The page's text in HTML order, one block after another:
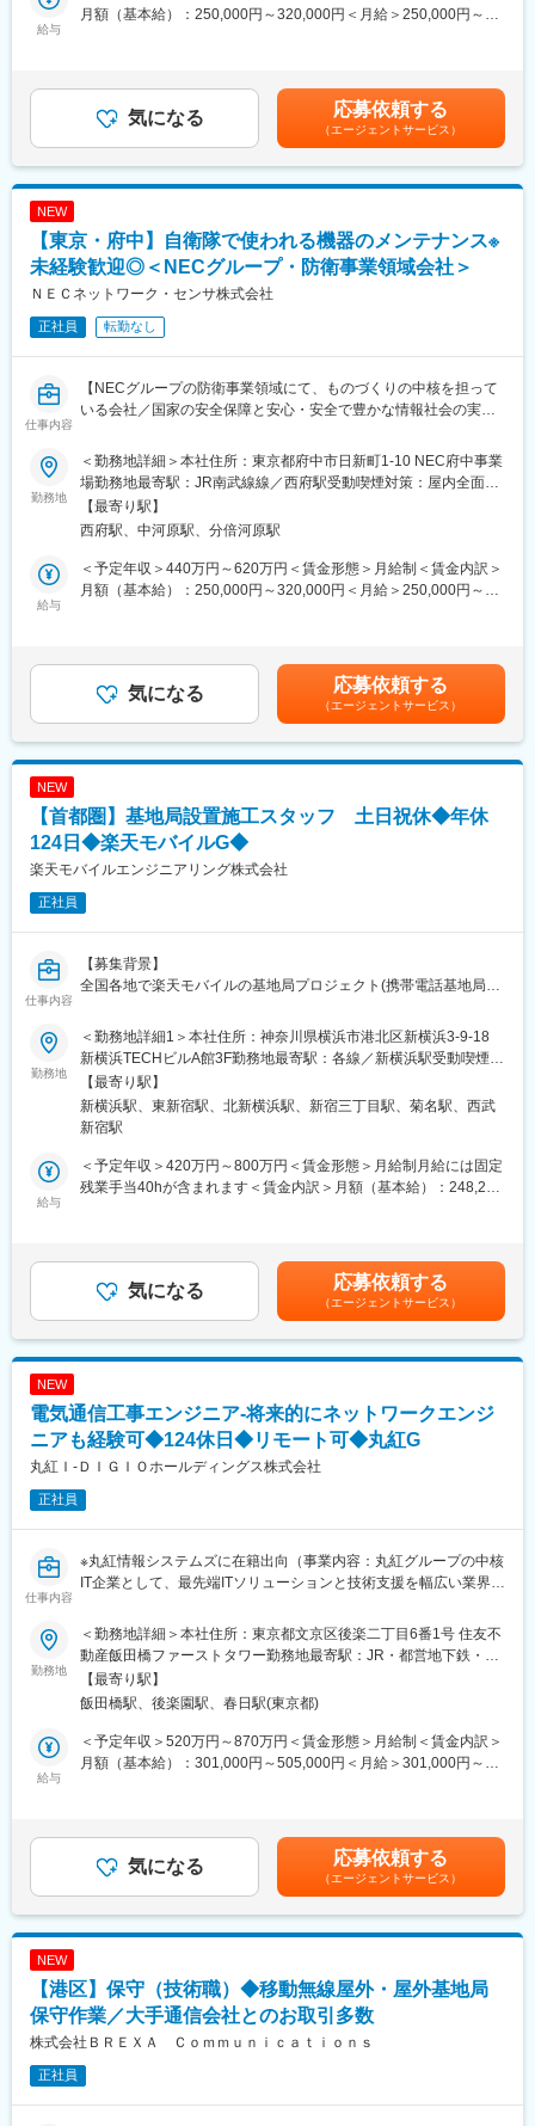
電気通信設備工事業界で業界トップクラスのコムシスホールディ
変更の範囲：会社の定める業務
線通信機器の点検保守をご担当いただきます。
客先運用場所(自衛隊基地等)での点検修理、当社に持ち込まれた機
■組織構成：
130名程度
す。
◎自衛隊の装備品などの保守保全業務なので国防における縁の下
の力持ちであるポジションです。
■ご入社後の研修体制：
■出張：
がありますが、2泊3日程度の出張が主流です。民間人では立ち入
れない場所にも行けるのが魅力の一つです。
■当社について：
当社は、NECグル―プの防衛・航空宇宙事業において、製品の開
発設計・生産など重要な役割を担う会社です。主に当社は防衛・
航空宇宙の事業領域でレーダやソーナーといったセンサ機器や、
り巻く安全保障環境が激変する中、私たちの生産した製品は24時
間365日、日本の目・耳となり、私たちの安心と安全を守りま
給与
月額（基本給）：250,000円～320,000円＜月給＞250,000円～
気になる 応募依頼する
（エージェントサービス）
NEW
【東京・府中】自衛隊で使われる機器のメンテナンス※
未経験歓迎◎＜NECグループ・防衛事業領域会社＞
ＮＥＣネットワーク・センサ株式会社
正社員 転勤なし
仕事内容
【NECグループの防衛事業領域にて、ものづくりの中核を担って
いる会社／国家の安全保障と安心・安全で豊かな情報社会の実現
■募集背景：
防衛予算の中長期的な増額が見込まれるための増員募集です。
■業務内容
自衛隊で使用される水中音響機器／レーダー装置／無線航法／無
線通信機器の点検保守をご担当いただきます。
客先運用場所(自衛隊基地等)での点検修理、当社に持ち込まれた機
■組織構成：
130名程度
す。
◎自衛隊の装備品などの保守保全業務なので国防における縁の下
の力持ちであるポジションです。
■働き方
・年間休日126日
■出張：
出張が発生します。日帰り出張から長くて1カ月程度の長期出張が
ありますが、2泊3日程度の出張が主流です。民間人では立ち入れ
ない場所にも行けるのが魅力の一つです。
■当社について：
各種無線通信装置を扱っています。私たちはこのような製品を
NECとパートナーシップをとりながら開発設計・生産するととも
に納品後の保守メンテナンスまで行っています。近年、日本を取
間365日、日本の目・耳となり、私たちの安心と安全を守りま
変更の範囲：当社業務全般
勤務地
＜勤務地詳細＞本社住所：東京都府中市日新町1-10 NEC府中事業
場勤務地最寄駅：JR南武線線／西府駅受動喫煙対策：屋内全面禁
煙変更の範囲：当社本社及び事業所内で異動可能性有
【最寄り駅】
西府駅、中河原駅、分倍河原駅
給与
＜予定年収＞440万円～620万円＜賃金形態＞月給制＜賃金内訳＞
月額（基本給）：250,000円～320,000円＜月給＞250,000円～
気になる 応募依頼する
（エージェントサービス）
NEW
【首都圏】基地局設置施工スタッフ 土日祝休◆年休
124日◆楽天モバイルG◆
楽天モバイルエンジニアリング株式会社
正社員
仕事内容
【募集背景】
全国各地で楽天モバイルの基地局プロジェクト(携帯電話基地局の
この度、事業拡大に伴い、基地局建設工事の中核を担う現場作業
員を募集いたします。
これまでの基地局業務経験を活かし、次世代の通信インフラを共
に築き上げていただける方を歓迎します。
【業務内容】
携帯電話基地局の建設から保守まで、品質と安全を確保しながら
プロジェクトを推進する作業を担っていただきます。
※建物の改変は行いません。
◆携帯電話基地局設置工事における現場作業全般
・資材の運搬、設置、組立作業
・ケーブル配線、接続作業
◆携帯電話基地局の保守・メンテナンス業務
・定期点検、メンテナンス作業
・基地局設備故障時の応急処置、部品交換作業
・メンテナンス部材の整理、管理補助
多様なバックグラウンドを持つメンバーが集まっており、互いに
協力しながら知見を深め、高め合えるオープンな文化がありま
【こんな人に向いています】
責任感が強く、最後までやり遂げる力のある方
チームワークを重視し、円滑なコミュニケーションを図れる方
問題解決能力が高く、自ら考え行動できる方
安全意識が高く、周囲を巻き込みながら安全な現場環境を構築で
きる方
弊社は、単なる基地局建設会社ではありません。楽天グループ全
体の成長を支える、革新的なエンジニアリング会社を目指してい
私たちの強みは、高品質なインフラを構築する技術力と、それを
ーク構築にも力を入れています。
楽天モバイルのNo.1キャリアへの挑戦を、最前線で支えるやりが
いを感じながら、私たちと一緒に未来の通信インフラを創りませ
勤務地
＜勤務地詳細1＞本社住所：神奈川県横浜市港北区新横浜3-9-18
新横浜TECHビルA館3F勤務地最寄駅：各線／新横浜駅受動喫煙対
策：屋内全面禁煙＜勤務地詳細2＞新宿イーストサイドスクエア住
所：東京都新宿区新宿6-27-30 新宿イーストサイドスクエア受動
喫煙対策：屋内全面禁煙
【最寄り駅】
新横浜駅、東新宿駅、北新横浜駅、新宿三丁目駅、菊名駅、西武
新宿駅
給与
＜予定年収＞420万円～800万円＜賃金形態＞月給制月給には固定
残業手当40hが含まれます＜賃金内訳＞月額（基本給）：248,252
有＜残業手当＞有＜給与補足＞※賃金はあくまでも目安の金額であ
り、選考を通じて上下する可能性があります。■賞与：年2回（人
事評価制度による）※月給(月額)は固定残業手当40Hを含めた表記
です。【通勤手当】 有/上限50,000円 【食事手当】 12,000円/月
※カフェテリアのない勤務地のみ支給します。賃金はあくまでも目
(月額)は固定手当を含めた表記です。
気になる 応募依頼する
（エージェントサービス）
NEW
電気通信工事エンジニア-将来的にネットワークエンジ
ニアも経験可◆124休日◆リモート可◆丸紅G
丸紅Ｉ‐ＤＩＧＩＯホールディングス株式会社
正社員
仕事内容
※丸紅情報システムズに在籍出向（事業内容：丸紅グループの中核
IT企業として、最先端ITソリューションと技術支援を幅広い業界に
■仕事内容 （以下例）
ネットワーク配線工事やラック設置工事など電気通信工事におけ
る施工管理を担当いただきます。将来的には物理工事だけでなく
も論理ネットワークの設計・構築の習得も可能なキャリアパスを
ご用意しています。
【具体的には】
だきます。
【キャリアパス】将来的には物理工事に加えて論理設計も習得
し、両方のスキルを持つエンジニアとして成長していただけま
ス
■丸紅グループの商社機能を活かした海外最先端製品の取扱い
■プライム案件中心で構成の裁量を持って業務に取り組める
勤務地
＜勤務地詳細＞本社住所：東京都文京区後楽二丁目6番1号 住友不
動産飯田橋ファーストタワー勤務地最寄駅：JR・都営地下鉄・東
京メトロ線／飯田橋駅受動喫煙対策：屋内全面禁煙変更の範囲：
会社の定める事業所（リモートワーク含む）
【最寄り駅】
飯田橋駅、後楽園駅、春日駅(東京都)
給与
＜予定年収＞520万円～870万円＜賃金形態＞月給制＜賃金内訳＞
月額（基本給）：301,000円～505,000円＜月給＞301,000円～
用の場合は残業手当の支給なし。■昇給：年1回■賞与：年2回（7
月、12月）賃金はあくまでも目安の金額であり、選考を通じて上
下する可能性があります。月給(月額)は固定手当を含めた表記で
す。
気になる 応募依頼する
（エージェントサービス）
NEW
【港区】保守（技術職）◆移動無線屋外・屋外基地局
保守作業／大手通信会社とのお取引多数
株式会社ＢＲＥＸＡ Ｃｏｍｍｕｎｉｃａｔｉｏｎｓ
正社員